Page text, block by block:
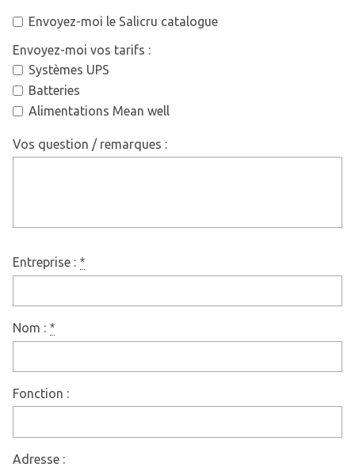
Envoyez-moi le Salicru catalogue
Envoyez-moi vos tarifs :
Systèmes UPS
Batteries
Alimentations Mean well
Vos question / remarques :
Entreprise : *
Nom : *
Fonction :
Adresse :